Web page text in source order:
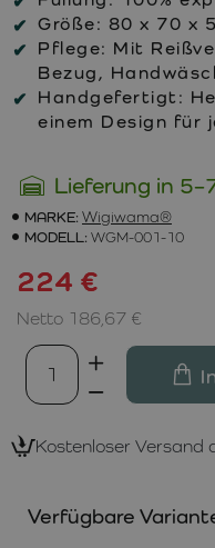
Größe: 80 x 70 x
Pflege: Mit
Bezug,
Handgefertigt:
einem Design für
Lieferung in
MARKE: Wigiwama®
MODELL: WGM-001-10
224 €
Netto 186,67 €
Kostenloser Versand
Verfügbare